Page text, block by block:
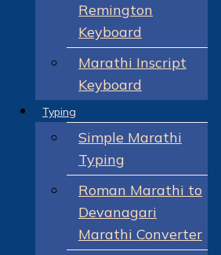
Remington
Keyboard
Marathi Inscript
Keyboard
Typing
Simple Marathi
Typing
Roman Marathi to
Devanagari
Marathi Converter